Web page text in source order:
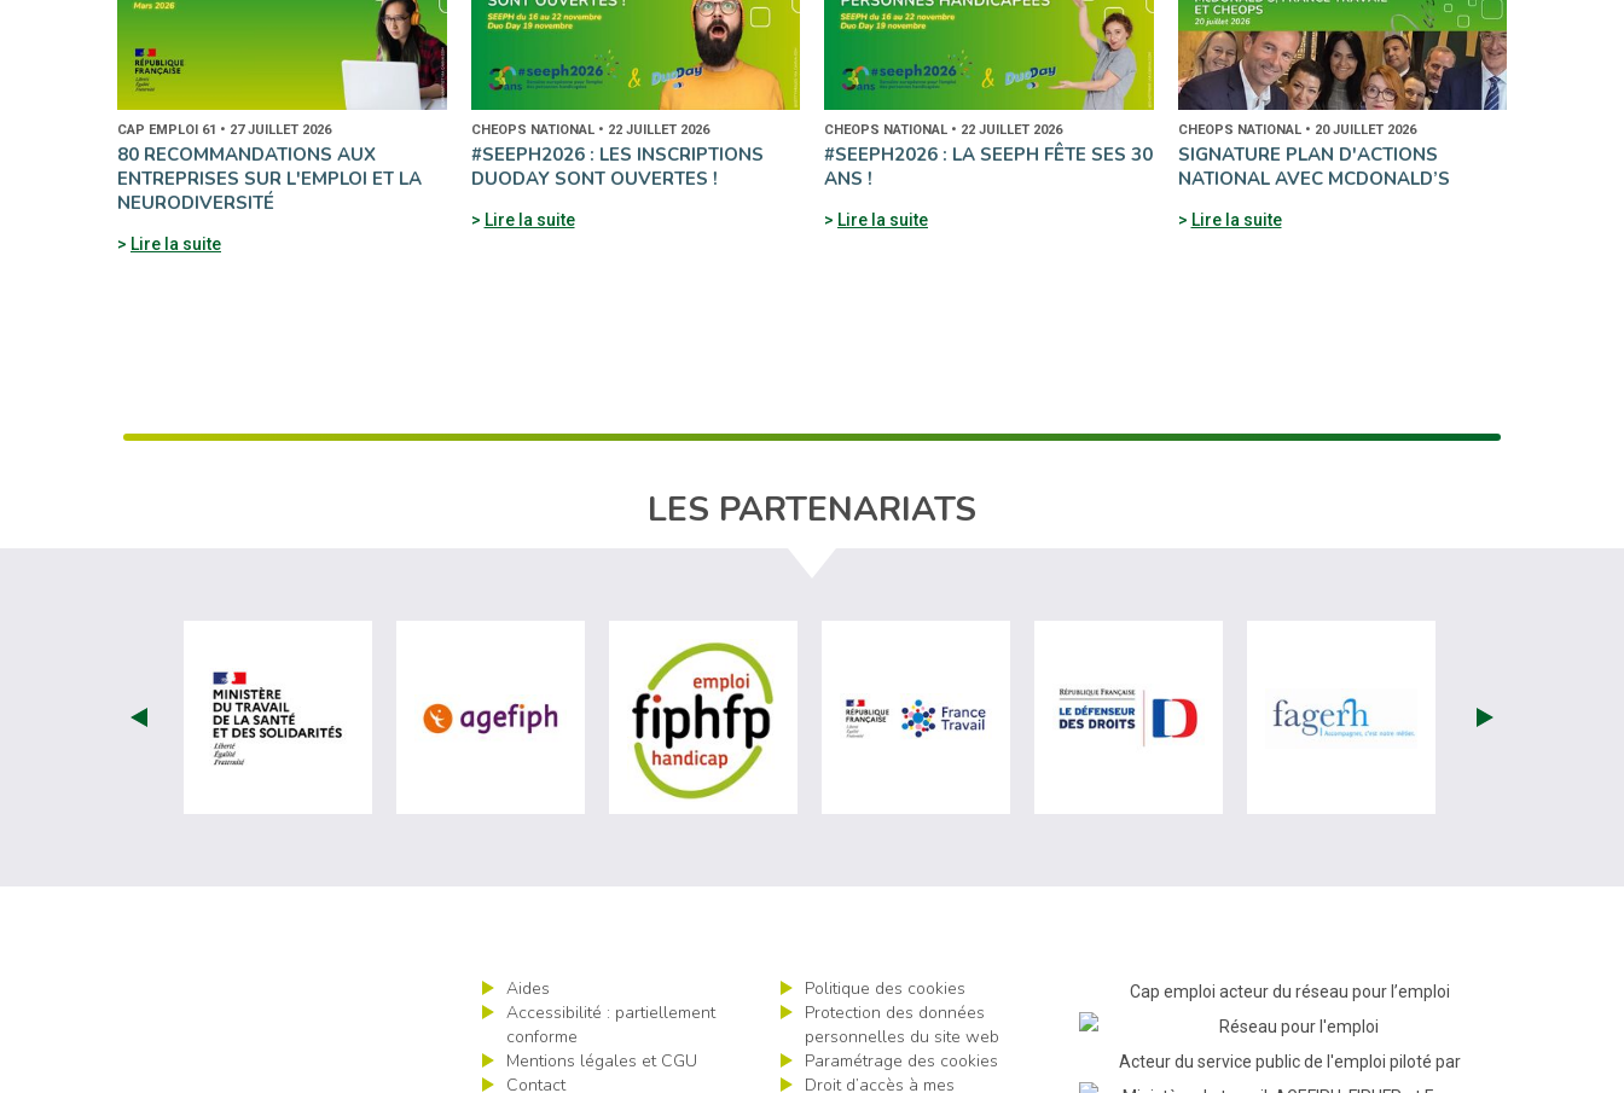
CAP EMPLOI 61 • 27 JUILLET 2026
80 RECOMMANDATIONS AUX
ENTREPRISES SUR L'EMPLOI ET LA
NEURODIVERSITÉ
Lire la suite
CHEOPS NATIONAL • 22 JUILLET 2026
#SEEPH2026 : LES INSCRIPTIONS
DUODAY SONT OUVERTES !
Lire la suite
CHEOPS NATIONAL • 22 JUILLET 2026
#SEEPH2026 : LA SEEPH FÊTE SES 30
ANS !
Lire la suite
CHEOPS NATIONAL • 20 JUILLET 2026
SIGNATURE PLAN D'ACTIONS
NATIONAL AVEC MCDONALD’S
Lire la suite
LES PARTENARIATS
visiter les site de Ministère du travail (nouvelle fenêtre)
visiter les site de Agefiph (nouvelle fenêtre)visiter les site de Fiphfp (nouvelle fenêtre)visiter les site de France Travail (nouvelle fenêtre)visiter les site de Défenseur des droits (nouvelle
visiter les site de Fagerh
Aides
Accessibilité : partiellement
conforme
Mentions légales et CGU
Contact
Politique des cookies
Protection des données
personnelles du site web
Paramétrage des cookies
Droit d’accès à mes
Cap emploi acteur du réseau pour l’emploi
Acteur du service public de l'emploi piloté par